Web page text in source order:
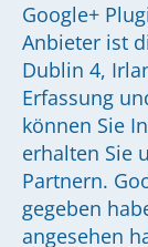
Google+
Anbieter ist
Dublin 4,
Erfassung
können Sie
erhalten Sie
Partnern.
gegeben
angesehen